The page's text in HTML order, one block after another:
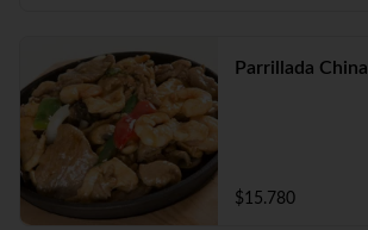
Parrillada China
$15.780